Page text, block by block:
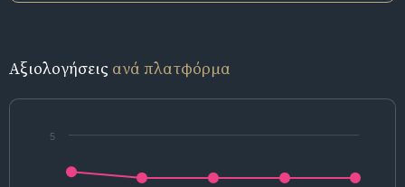
Αξιολογήσεις ανά πλατφόρμα
5